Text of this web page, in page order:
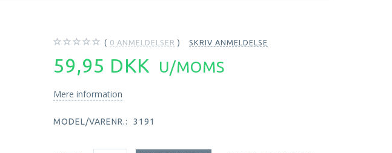
0 ANMELDELSER SKRIV ANMELDELSE
59,95 DKK U/MOMS
Mere information
MODEL/VARENR.: 3191